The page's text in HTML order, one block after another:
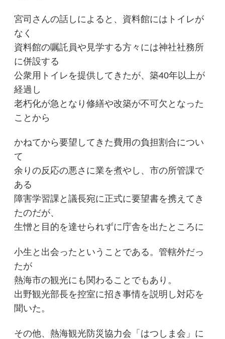
宮司さんの話しによると、資料館にはトイレが
なく
資料館の嘱託員や見学する方々には神社社務所
に併設する
公衆用トイレを提供してきたが、築40年以上が
経過し
老朽化が急となり修繕や改築が不可欠となった
ことから
かねてから要望してきた費用の負担割合につい
て
余りの反応の悪さに業を煮やし、市の所管課で
ある
障害学習課と議長宛に正式に要望書を携えてき
たのだが、
生憎と目的を達せられずに庁舎を出たところに
小生と出会ったということである。管轄外だっ
たが
熱海市の観光にも関わることでもあり。
出野観光部長を控室に招き事情を説明し対応を
聞いた。
その他、熱海観光防災協力会「はつしま会」に